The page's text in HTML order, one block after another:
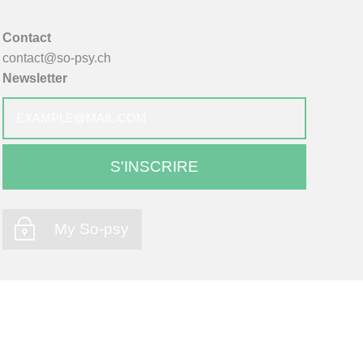
Contact
contact@so-psy.ch
Newsletter
*
My So-psy